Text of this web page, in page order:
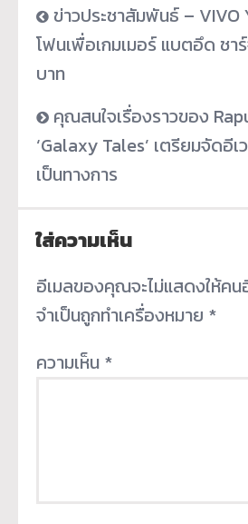
ข่าวประชาสัมพันธ์ – VIVO
โฟนเพื่อเกมเมอร์ แบตอึด ชา
บาท
คุณสนใจเรื่องราวของ
‘Galaxy Tales’ เตรียมจัดอี
เป็นทางการ
ใส่ความเห็น
อีเมลของคุณจะไม่แสดงให้คน
จำเป็นถูกทำเครื่องหมาย *
ความเห็น *